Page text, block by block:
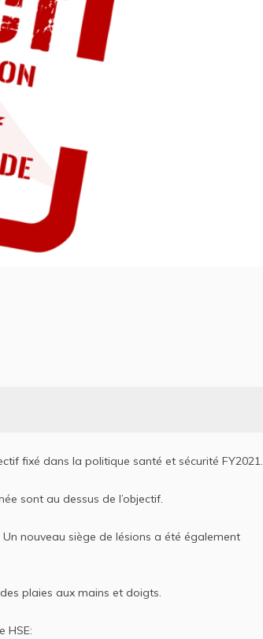
fixé dans la politique santé et sécurité FY2021.
sont au dessus de l’objectif.
nouveau siège de lésions a été également
plaies aux mains et doigts.
HSE: